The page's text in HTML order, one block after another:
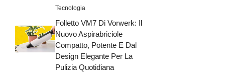
Tecnologia
Folletto VM7 Di Vorwerk: Il
Nuovo Aspirabriciole
Compatto, Potente E Dal
Design Elegante Per La
Pulizia Quotidiana